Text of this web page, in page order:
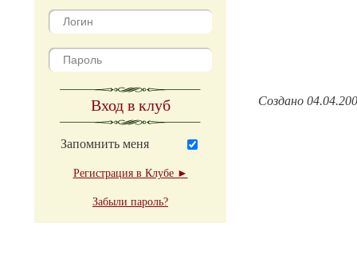
Вход в клуб
Запомнить меня
Регистрация в Клубе ►
Забыли пароль?
Создано